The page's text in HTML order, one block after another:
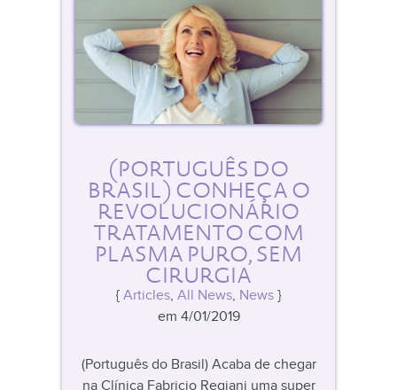
(PORTUGUÊS DO
BRASIL) CONHEÇA O
REVOLUCIONÁRIO
TRATAMENTO COM
PLASMA PURO, SEM
CIRURGIA
Articles, All News, News
em 4/01/2019
(Português do Brasil) Acaba de chegar
na Clínica Fabricio Regiani uma super